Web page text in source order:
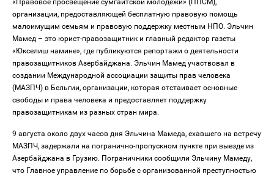
«Правовое просвещение сумгаитской молодежи» (ППСМ),
организации, предоставляющей бесплатную правовую помощь
малоимущим семьям и правовую поддержку местным НПО. Эльчин
Мамед – это юрист-правозащитник и главный редактор газеты
«Юкселиш намине», где публикуются репортажи о деятельности
правозащитников Азербайджана. Эльчин Мамед участвовал в
создании Международной ассоциации защиты прав человека
(МАЗПЧ) в Бельгии, организации, которая отстаивает основные
свободы и права человека и предоставляет поддержку
правозащитникам из разных стран мира.
9 августа около двух часов дня Эльчина Мамеда, ехавшего на встречу
МАЗПЧ, задержали на погранично-пропускном пункте при выезде из
Азербайджана в Грузию. Пограничники сообщили Эльчину Мамеду,
что Главное управление по борьбе c организованной преступностью